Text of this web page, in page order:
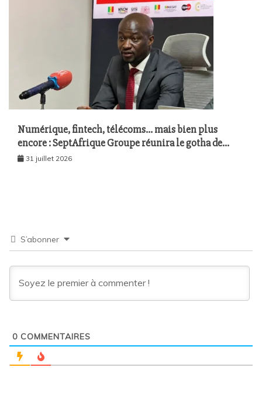
Numérique, fintech, télécoms… mais bien plus
encore : SeptAfrique Groupe réunira le gotha de
l’économie sénégalaise le 10 août à Dakar
31 juillet 2026
S’abonner
0 COMMENTAIRES